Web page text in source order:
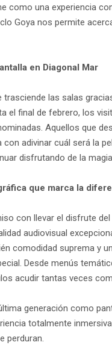
como una experiencia
Goya nos permite
en Diagonal Mar
las salas
el final de febrero, los
Aquellos que
adivinar cuál será la
disfrutando de la
que marca la
con llevar el disfrute
audiovisual
comodidad suprema y
Desde menús
acudir tantas veces
generación como
totalmente
perduran.